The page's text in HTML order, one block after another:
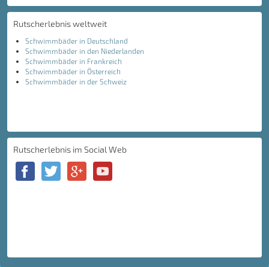
Rutscherlebnis weltweit
Schwimmbäder in Deutschland
Schwimmbäder in den Niederlanden
Schwimmbäder in Frankreich
Schwimmbäder in Österreich
Schwimmbäder in der Schweiz
Rutscherlebnis im Social Web